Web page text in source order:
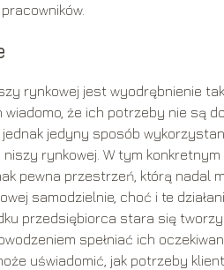
rynkowej jest wyodrębnienie
że ich potrzeby nie są
jedyny sposób
rynkowej. W tym
pewna przestrzeń, którą nadal
samodzielnie, choć i te
przedsiębiorca stara się
spełniać ich
uświadomić, jak potrzeby